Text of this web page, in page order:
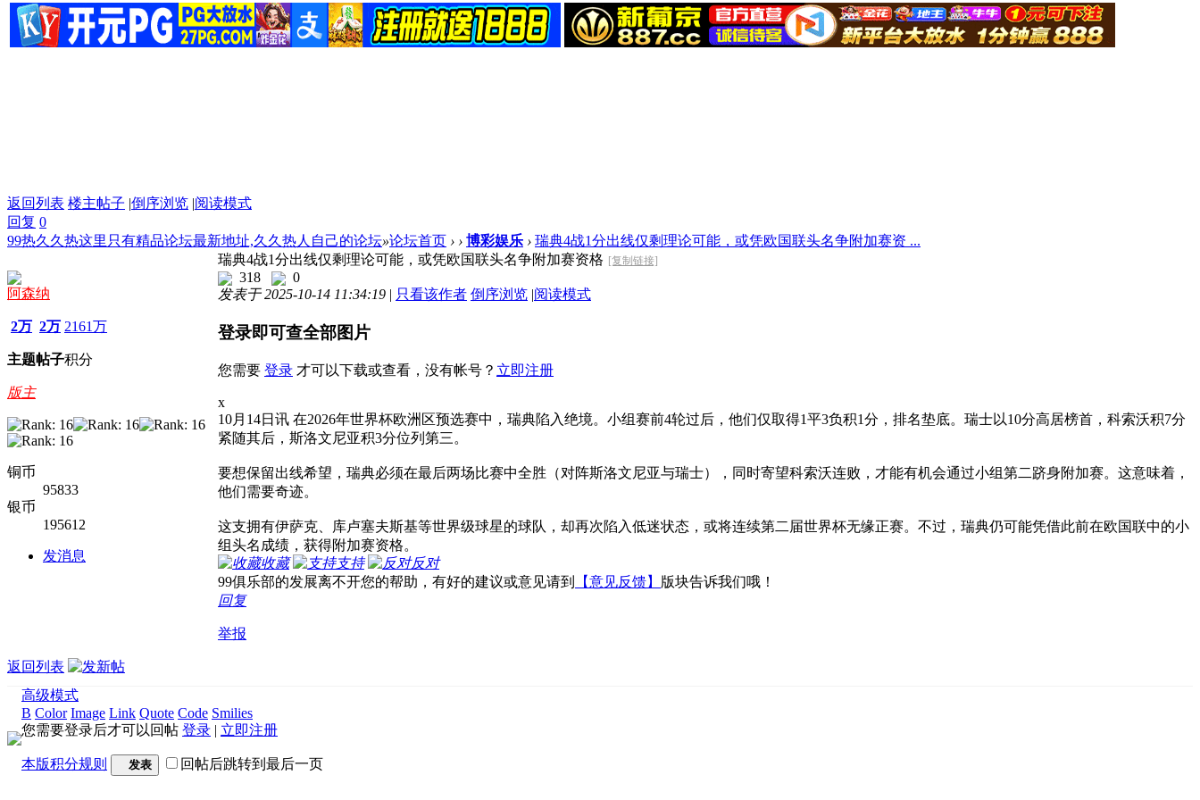
返回列表 楼主帖子 |倒序浏览 |阅读模式
回复 0
99热久久热这里只有精品论坛最新地址,久久热人自己的论坛»论坛首页 › › 博彩娱乐 › 瑞典4战1分出线仅剩理论可能，或凭欧国联头名争附加赛资 ...
阿森纳
2万
主题
2万
帖子
2161万
积分
版主
铜币
95833
银币
195612
发消息
瑞典4战1分出线仅剩理论可能，或凭欧国联头名争附加赛资格 [复制链接]
318
0
发表于 2025-10-14 11:34:19 | 只看该作者 倒序浏览 |阅读模式
登录即可查全部图片
您需要 登录 才可以下载或查看，没有帐号？ 立即注册
x
10月14日讯 在2026年世界杯欧洲区预选赛中，瑞典陷入绝境。小组赛前4轮过后，他们仅取得1平3负积1分，排名垫底。瑞士以10分高居榜首，科索沃积7分
紧随其后，斯洛文尼亚积3分位列第三。
要想保留出线希望，瑞典必须在最后两场比赛中全胜（对阵斯洛文尼亚与瑞士），同时寄望科索沃连败，才能有机会通过小组第二跻身附加赛。这意味着，
他们需要奇迹。
这支拥有伊萨克、库卢塞夫斯基等世界级球星的球队，却再次陷入低迷状态，或将连续第二届世界杯无缘正赛。不过，瑞典仍可能凭借此前在欧国联中的小
组头名成绩，获得附加赛资格。
收藏
支持
反对
99俱乐部的发展离不开您的帮助，有好的建议或意见请到
【意见反馈】 版块告诉我们哦！
回复
举报
返回列表
高级模式
B Color Image Link Quote Code Smilies
您需要登录后才可以回帖 登录 | 立即注册
本版积分规则 发表 回帖后跳转到最后一页